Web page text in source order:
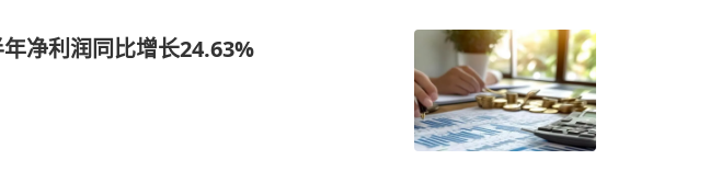
净利润同比增长24.63%